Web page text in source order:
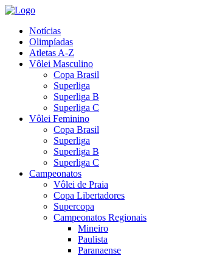
Notícias
Olimpíadas
Atletas A-Z
Vôlei Masculino
Copa Brasil
Superliga
Superliga B
Superliga C
Vôlei Feminino
Copa Brasil
Superliga
Superliga B
Superliga C
Campeonatos
Vôlei de Praia
Copa Libertadores
Supercopa
Campeonatos Regionais
Mineiro
Paulista
Paranaense